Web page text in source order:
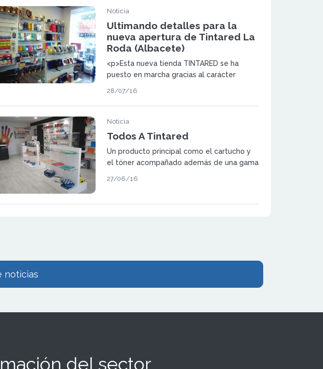
Noticia
Ultimando detalles para la
nueva apertura de Tintared La
Roda (Albacete)
<p>Esta nueva tienda TINTARED se ha
puesto en marcha gracias al carácter
28/07/16
Noticia
Todos A Tintared
Un producto principal como el cartucho y
el tóner acompañado además de una gama
27/06/16
noticias
del sector